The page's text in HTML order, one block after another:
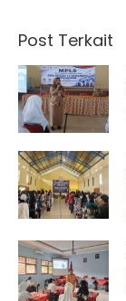
Post Terkait